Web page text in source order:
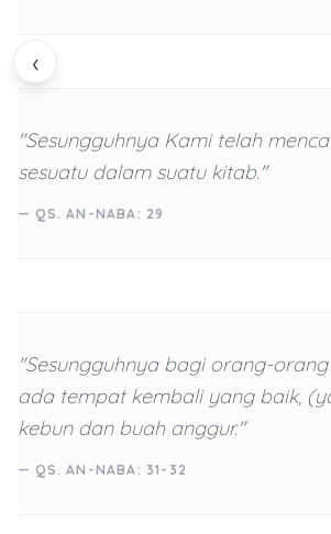
‹
"Sesungguhnya Kami telah
sesuatu dalam suatu kitab."
— QS. AN-NABA: 29
"Sesungguhnya bagi orang-
ada tempat kembali yang baik,
kebun dan buah anggur."
— QS. AN-NABA: 31-32